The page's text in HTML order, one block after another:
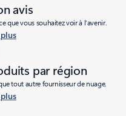
avis
que vous souhaitez voir à l’avenir.
par région
tout autre fournisseur de nuage.